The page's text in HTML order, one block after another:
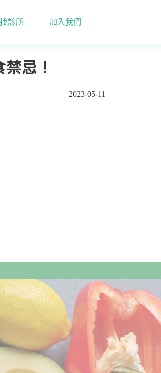
找診所 加入我們
忌！
2023-05-11